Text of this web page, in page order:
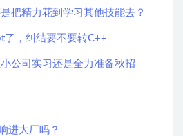
把精力花到学习其他技能去？
了，纠结要不要转C++
公司实习还是全力准备秋招
进大厂吗？